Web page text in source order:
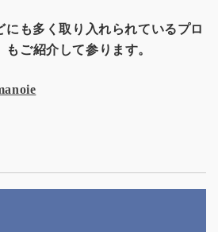
にも多く取り入れられているプロ
ご紹介して参ります。